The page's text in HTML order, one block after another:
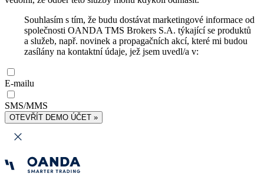
Souhlasím s tím, že budu dostávat marketingové informace od
společnosti OANDA TMS Brokers S.A. týkající se produktů
a služeb, např. novinek a propagačních akcí, které mi budou
zasílány na kontaktní údaje, jež jsem uvedl/a v:
E-mailu
SMS/MMS
OTEVŘÍT DEMO ÚČET »